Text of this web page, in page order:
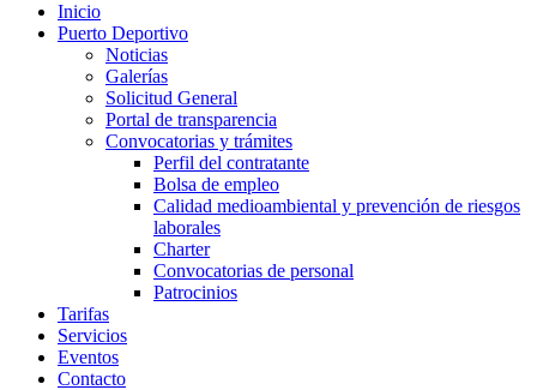
Inicio
Puerto Deportivo
Noticias
Galerías
Solicitud General
Portal de transparencia
Convocatorias y trámites
Perfil del contratante
Bolsa de empleo
Calidad medioambiental y prevención de riesgos
laborales
Charter
Convocatorias de personal
Patrocinios
Tarifas
Servicios
Eventos
Contacto